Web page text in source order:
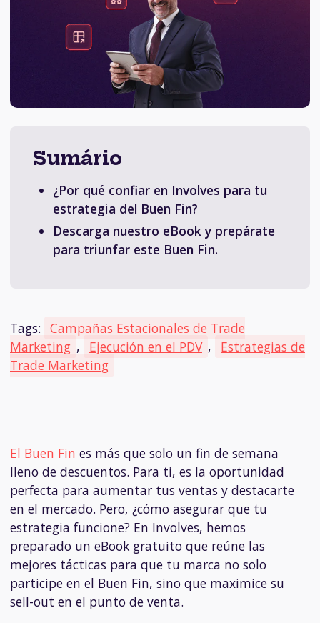
Sumário
¿Por qué confiar en Involves para tu
estrategia del Buen Fin?
Descarga nuestro eBook y prepárate
para triunfar este Buen Fin.
Tags: Campañas Estacionales de Trade
Marketing , Ejecución en el PDV ,
Estrategias de
Trade Marketing
El Buen Fin es más que solo un fin de semana
lleno de descuentos. Para ti, es la oportunidad
perfecta para aumentar tus ventas y destacarte
en el mercado. Pero, ¿cómo asegurar que tu
estrategia funcione? En Involves, hemos
preparado un eBook gratuito que reúne las
mejores tácticas para que tu marca no solo
participe en el Buen Fin, sino que maximice su
sell-out en el punto de venta.